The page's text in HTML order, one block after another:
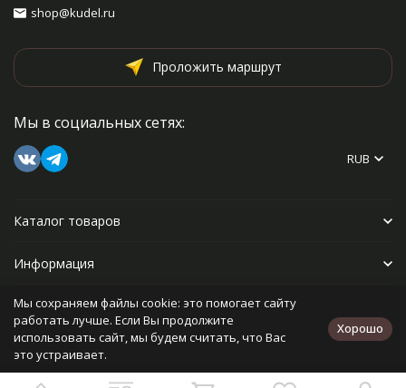
shop@kudel.ru
Проложить маршрут
Мы в социальных сетях:
RUB
Каталог товаров
Информация
Прочее
Политика персональных данных
Мы сохраняем файлы cookie: это помогает сайту
работать лучше. Если Вы продолжите
использовать сайт, мы будем считать, что Вас
это устраивает.
Хорошо